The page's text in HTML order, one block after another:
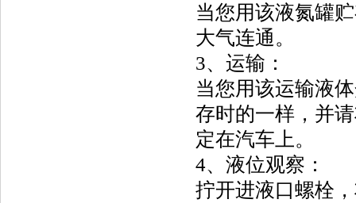
当您用该液氮罐
大气连通。
3、运输：
当您用该运输液
存时的一样，并
定在汽车上。
4、液位观察：
拧开进液口螺栓